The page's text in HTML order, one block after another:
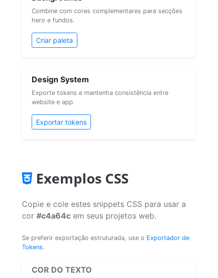
Combine com cores complementares para secções
hero e fundos.
Criar paleta
Design System
Exporte tokens e mantenha consistência entre
website e app.
Exportar tokens
Exemplos CSS
Copie e cole estes snippets CSS para usar a
cor #c4a64c em seus projetos web.
Se preferir exportação estruturada, use o Exportador de
Tokens.
COR DO TEXTO